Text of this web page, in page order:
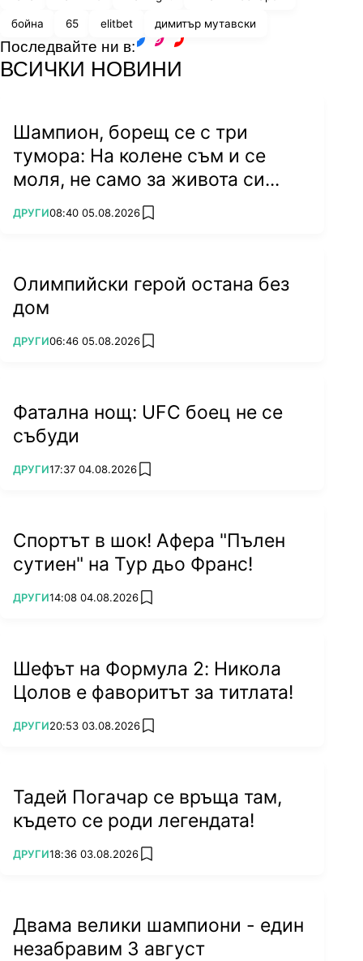
бойна 65 elitbet димитър мутавски
Последвайте ни в:
ВСИЧКИ НОВИНИ
Шампион, борещ се с три
тумора: На колене съм и се
моля, не само за живота си...
ПОВЕЧЕ ОТ
ДРУГИ08:40 05.08.2026 add favorites
Олимпийски герой остана без
дом
ПОВЕЧЕ ОТ
ДРУГИ06:46 05.08.2026 add favorites
Фатална нощ: UFC боец не се
събуди
ПОВЕЧЕ ОТ
ДРУГИ17:37 04.08.2026 add favorites
Спортът в шок! Афера "Пълен
сутиен" на Тур дьо Франс!
ПОВЕЧЕ ОТ
ДРУГИ14:08 04.08.2026 add favorites
Шефът на Формула 2: Никола
Цолов е фаворитът за титлата!
ПОВЕЧЕ ОТ
ДРУГИ20:53 03.08.2026 add favorites
Тадей Погачар се връща там,
където се роди легендата!
ПОВЕЧЕ ОТ
ДРУГИ18:36 03.08.2026 add favorites
Двама велики шампиони - един
незабравим 3 август